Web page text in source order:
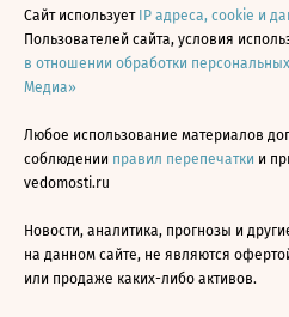
Сайт использует IP адреса, cookie и
Пользователей сайта, условия
в отношении обработки
Медиа»
Любое использование материалов
соблюдении правил перепечатки и
vedomosti.ru
Новости, аналитика, прогнозы и
на данном сайте, не являются
или продаже каких-либо активов.